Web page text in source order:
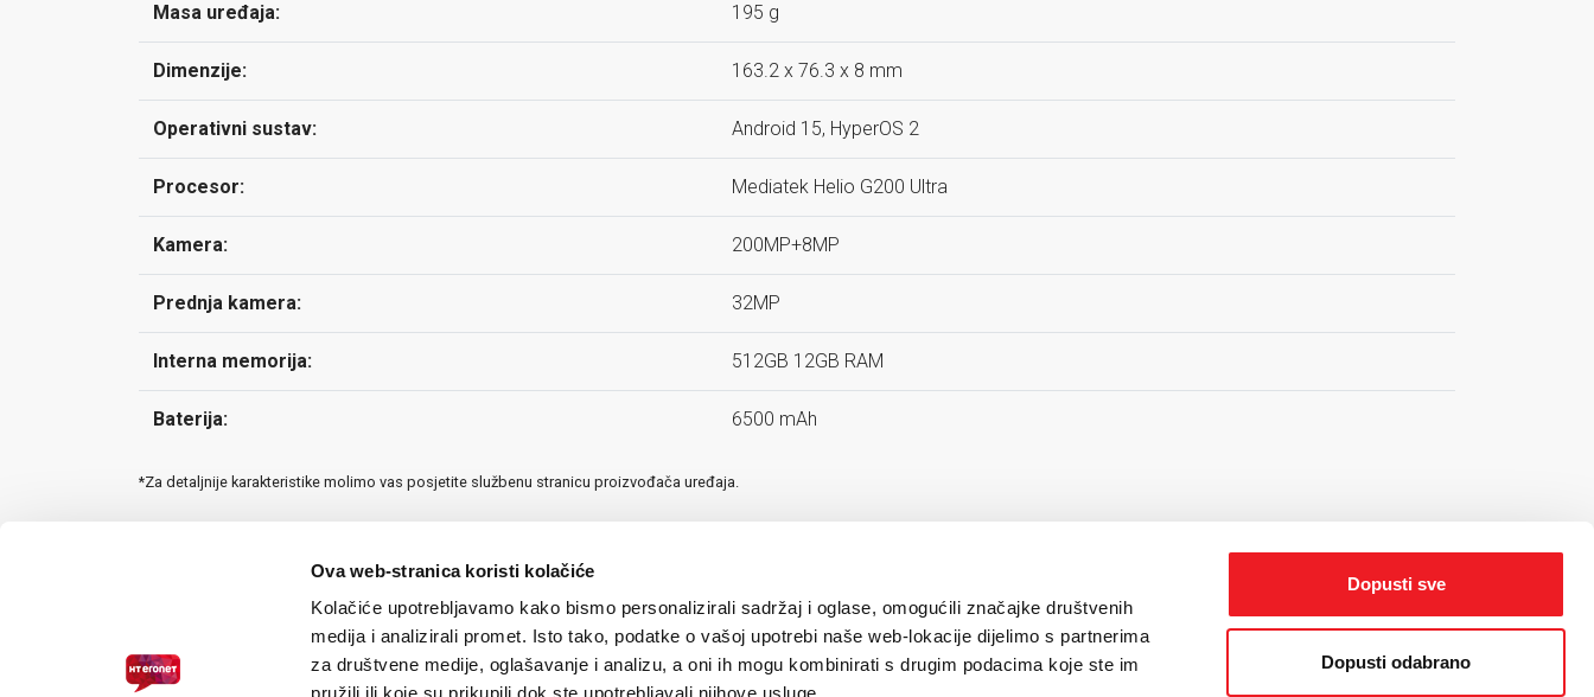
Ova web-stranica koristi kolačiće
Kolačiće upotrebljavamo kako bismo personalizirali sadržaj i oglase, omogućili značajke društvenih
medija i analizirali promet. Isto tako, podatke o vašoj upotrebi naše web-lokacije dijelimo s partnerima
za društvene medije, oglašavanje i analizu, a oni ih mogu kombinirati s drugim podacima koje ste im
Dopusti sve
Dopusti odabrano
Masa uređaja: 195 g
Dimenzije: 163.2 x 76.3 x 8 mm
Operativni sustav: Android 15, HyperOS 2
Procesor: Mediatek Helio G200 Ultra
Kamera: 200MP+8MP
Prednja kamera: 32MP
Interna memorija: 512GB 12GB RAM
Baterija: 6500 mAh
*Za detaljnije karakteristike molimo vas posjetite službenu stranicu proizvođača uređaja.